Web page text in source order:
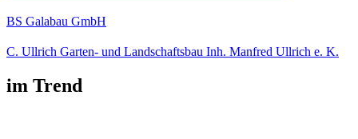
BS Galabau GmbH
C. Ullrich Garten- und Landschaftsbau Inh. Manfred Ullrich e. K.
im Trend